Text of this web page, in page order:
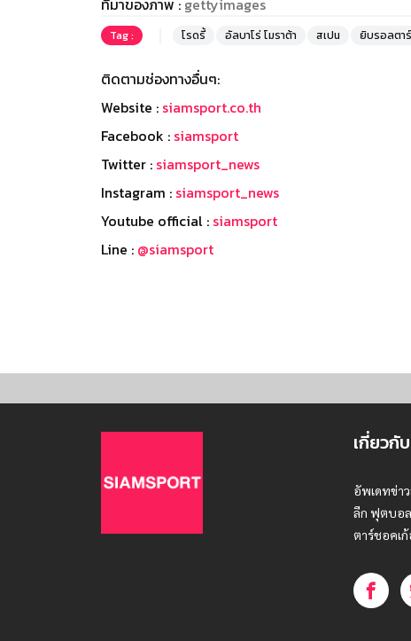
ที่มาของภาพ : gettyimages
Tag : โรดรี้ อัลบาโร่ โมราต้า สเปน ยิบรอลตาร์
ติดตามช่องทางอื่นๆ:
Website : siamsport.co.th
Facebook : siamsport
Twitter : siamsport_news
Instagram : siamsport_news
Youtube official : siamsport
Line : @siamsport
เกี่ยวกั
อัพเดทข่า
ลีก ฟุตบอล
ตาร์ชอคเ